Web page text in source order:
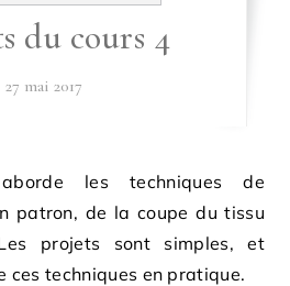
du cours 4
27 mai 2017
les techniques de
patron, de la coupe du tissu
projets sont simples, et
ces techniques en pratique.